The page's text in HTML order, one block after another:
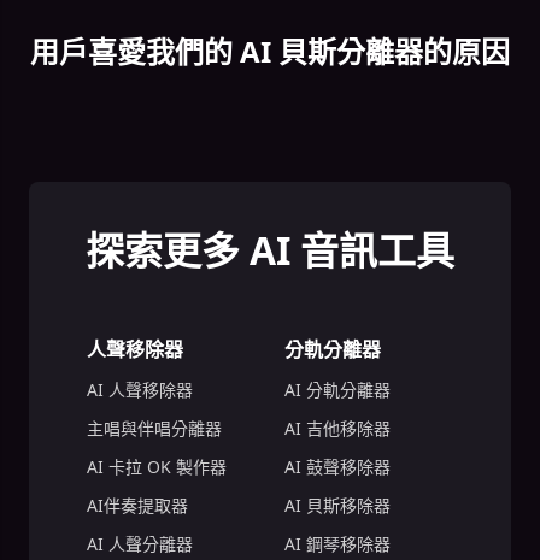
用戶喜愛我們的 AI 貝斯分離器的原因
探索更多 AI 音訊工具
人聲移除器
AI 人聲移除器
主唱與伴唱分離器
AI 卡拉 OK 製作器
AI伴奏提取器
AI 人聲分離器
分軌分離器
AI 分軌分離器
AI 吉他移除器
AI 鼓聲移除器
AI 貝斯移除器
AI 鋼琴移除器